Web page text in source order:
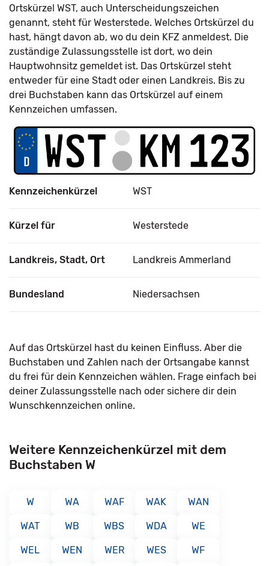
Ortskürzel WST, auch Unterscheidungszeichen
genannt, steht für Westerstede. Welches Ortskürzel du
hast, hängt davon ab, wo du dein KFZ anmeldest. Die
zuständige Zulassungsstelle ist dort, wo dein
Hauptwohnsitz gemeldet ist. Das Ortskürzel steht
entweder für eine Stadt oder einen Landkreis. Bis zu
drei Buchstaben kann das Ortskürzel auf einem
Kennzeichen umfassen.
Kennzeichenkürzel WST
Kürzel für Westerstede
Landkreis, Stadt, Ort Landkreis Ammerland
Bundesland Niedersachsen
Auf das Ortskürzel hast du keinen Einfluss. Aber die
Buchstaben und Zahlen nach der Ortsangabe kannst
du frei für dein Kennzeichen wählen. Frage einfach bei
deiner Zulassungsstelle nach oder sichere dir dein
Wunschkennzeichen online.
Weitere Kennzeichenkürzel mit dem
Buchstaben W
W WA WAF WAK WAN
WAT WB WBS WDA WE
WEL WEN WER WES WF